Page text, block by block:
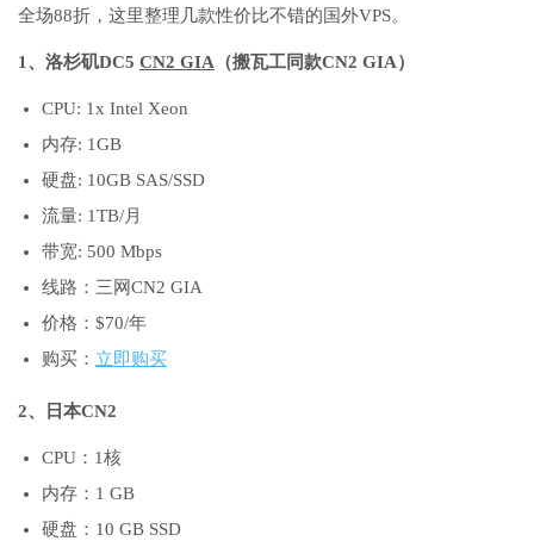
全场88折，这里整理几款性价比不错的国外VPS。
1、洛杉矶DC5 CN2 GIA （搬瓦工同款CN2 GIA）
CPU: 1x Intel Xeon
内存: 1GB
硬盘: 10GB SAS/SSD
流量: 1TB/月
带宽: 500 Mbps
线路：三网CN2 GIA
价格：$70/年
购买： 立即购买
2、日本CN2
CPU：1核
内存：1 GB
硬盘：10 GB SSD